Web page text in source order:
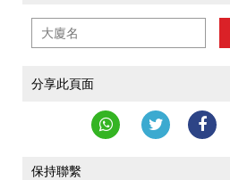
分享此頁面
保持聯繫